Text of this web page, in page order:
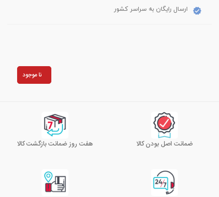
ارسال رایگان به سراسر کشور
نا موجود
ضمانت اصل بودن کالا هفت روز ضمانت بازگشت کالا